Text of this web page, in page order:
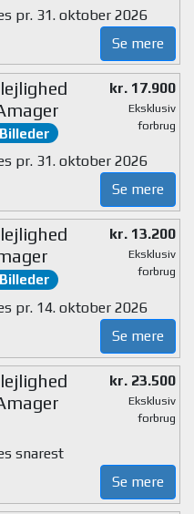
pr. 31. oktober 2026
Se mere
kr. 17.900
Eksklusiv
forbrug
pr. 31. oktober 2026
Se mere
kr. 13.200
Eksklusiv
forbrug
pr. 14. oktober 2026
Se mere
kr. 23.500
Eksklusiv
forbrug
snarest
Se mere